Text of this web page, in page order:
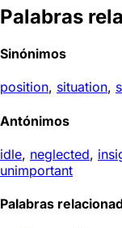
Palabras
Sinónimos
position, situation,
Antónimos
idle, neglected,
unimportant
Palabras